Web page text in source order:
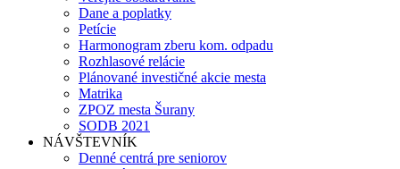
Dane a poplatky
Petície
Harmonogram zberu kom. odpadu
Rozhlasové relácie
Plánované investičné akcie mesta
Matrika
ZPOZ mesta Šurany
SODB 2021
NÁVŠTEVNÍK
Denné centrá pre seniorov